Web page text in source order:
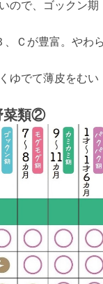
ので、ゴックン期
、Ｃが豊富。やわ
ゆでて薄皮をむい
菜類②